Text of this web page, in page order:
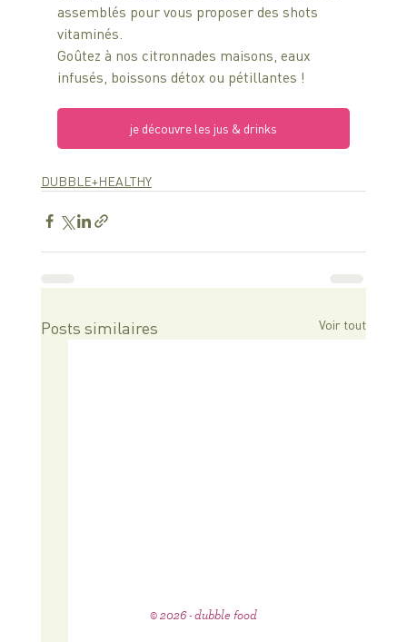
assemblés pour vous proposer des shots
vitaminés.
Goûtez à nos citronnades maisons, eaux
infusés, boissons détox ou pétillantes !
je découvre les jus & drinks
DUBBLE+HEALTHY
Posts similaires Voir tout
© 2026 - dubble food